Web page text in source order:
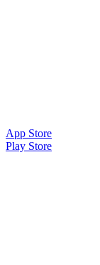
App Store
Play Store